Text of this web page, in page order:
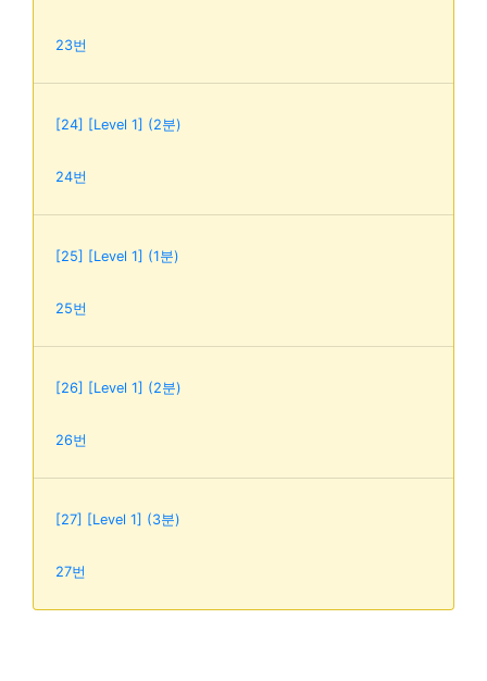
23번
[24] [Level 1] (2분)
24번
[25] [Level 1] (1분)
25번
[26] [Level 1] (2분)
26번
[27] [Level 1] (3분)
27번